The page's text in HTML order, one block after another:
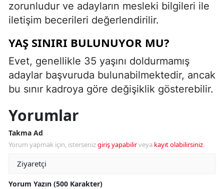
zorunludur ve adayların mesleki bilgileri ile
iletişim becerileri değerlendirilir.
YAŞ SINIRI BULUNUYOR MU?
Evet, genellikle 35 yaşını doldurmamış
adaylar başvuruda bulunabilmektedir, ancak
bu sınır kadroya göre değişiklik gösterebilir.
Yorumlar
Takma Ad
Yorum yapmak için, istersenizgiriş yapabilirveya kayıt olabilirsiniz.
Yorum Yazın (500 Karakter)